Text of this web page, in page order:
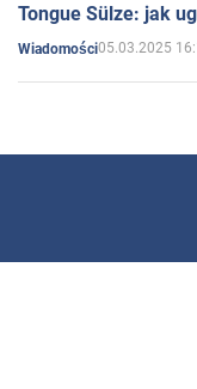
Tongue Sülze: jak
Wiadomości05.03.2025